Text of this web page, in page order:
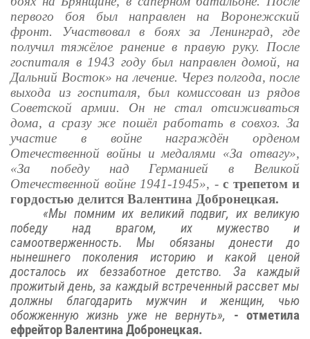
первого боя был направлен на Воронежский
фронт. Участвовал в боях за Ленинград, где
получил тяжёлое ранение в правую руку. После
госпиталя в 1943 году был направлен домой, на
Дальний Восток» на лечение. Через полгода, после
выхода из госпиталя, был комиссован из рядов
Советской армии. Он не стал отсиживаться
дома, а сразу же пошёл работать в совхоз. За
участие в войне награждён орденом
Отечественной войны и медалями «За отвагу»,
«За победу над Германией в Великой
Отечественной войне 1941-1945», - с трепетом и
гордостью делится Валентина Добронецкая.
«Мы помним их великий подвиг, их великую
победу над врагом, их мужество и
самоотверженность. Мы обязаны донести до
нынешнего поколения историю и какой ценой
досталось их беззаботное детство. За каждый
прожитый день, за каждый встреченный рассвет мы
должны благодарить мужчин и женщин, чью
обожженную жизнь уже не вернуть»,
- отметила
ефрейтор Валентина Добронецкая.